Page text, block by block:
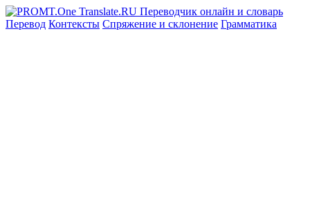
Перевод Контексты Спряжение и склонение Грамматика